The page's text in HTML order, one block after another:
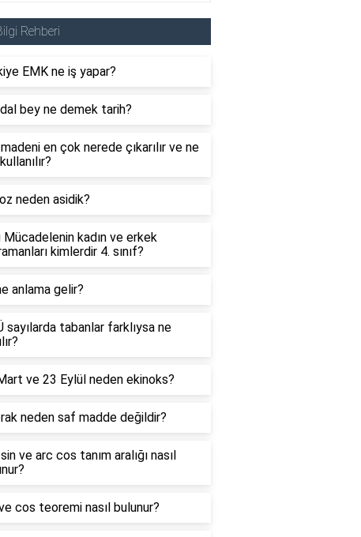
Rehberi
EMK ne iş yapar?
bey ne demek tarih?
en çok nerede çıkarılır ve ne
neden asidik?
Mücadelenin kadın ve erkek
kimlerdir 4. sınıf?
anlama gelir?
sayılarda tabanlar farklıysa ne
ve 23 Eylül neden ekinoks?
neden saf madde değildir?
ve arc cos tanım aralığı nasıl
cos teoremi nasıl bulunur?